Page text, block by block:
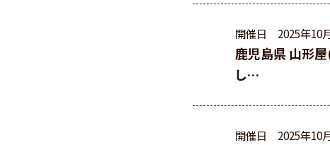
開催日 2025年10月
鹿児島県 山形
し…
開催日 2025年10月